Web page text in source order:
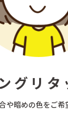
グリタ
や暗めの色をご